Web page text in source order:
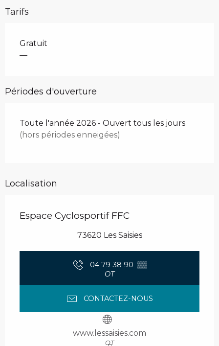
Tarifs
Gratuit
—
Périodes d'ouverture
Toute l'année 2026 - Ouvert tous les jours
(hors périodes enneigées)
Localisation
Espace Cyclosportif FFC
73620 Les Saisies
04 79 38 90 ▒▒
OT
CONTACTEZ-NOUS
www.lessaisies.com
OT